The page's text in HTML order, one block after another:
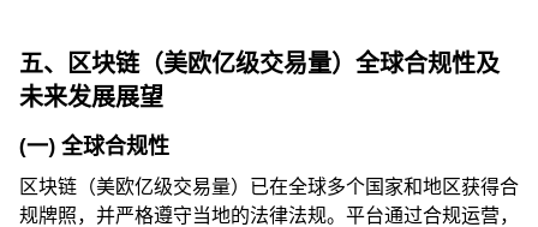
五、区块链（美欧亿级交易量）全球合规性及
未来发展展望
(一) 全球合规性
区块链（美欧亿级交易量）已在全球多个国家和地区获得合
规牌照，并严格遵守当地的法律法规。平台通过合规运营，